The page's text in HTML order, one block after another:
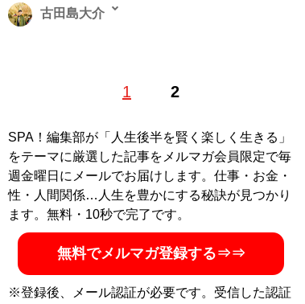
1 2
古田島大介
カルチャーなど興味関心の湧く分野を中心に執筆活動を
び、現場で知ることを大切にしている
記事一覧へ
SPA！編集部が「人生後半を賢く楽しく生きる」
をテーマに厳選した記事をメルマガ会員限定で毎
週金曜日にメールでお届けします。仕事・お金・
性・人間関係…人生を豊かにする秘訣が見つかり
ます。無料・10秒で完了です。
無料でメルマガ登録する⇒⇒
※登録後、メール認証が必要です。受信した認証